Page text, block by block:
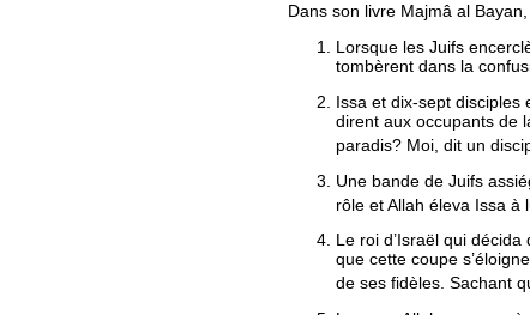
Dans son livre Majmâ al
Lorsque les Juifs
tombèrent dans la
Issa et dix-sept disciples
dirent aux occupants de
paradis? Moi , dit un
Une bande de Juifs
rôle et Allah éleva Issa à
Le roi d’Israël qui
que cette coupe
de ses fidèles. Sachant